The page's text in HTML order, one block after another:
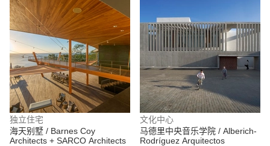
独立住宅
海天别墅 / Barnes Coy
Architects + SARCO Architects
文化中心
马德里中央音乐学院 / Alberich-
Rodríguez Arquitectos